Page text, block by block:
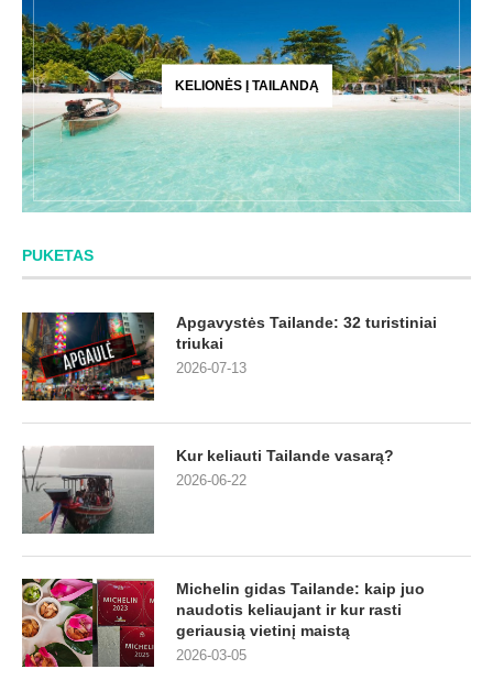
KELIONĖS Į TAILANDĄ
PUKETAS
Apgavystės Tailande: 32 turistiniai
triukai
2026-07-13
Kur keliauti Tailande vasarą?
2026-06-22
Michelin gidas Tailande: kaip juo
naudotis keliaujant ir kur rasti
geriausią vietinį maistą
2026-03-05